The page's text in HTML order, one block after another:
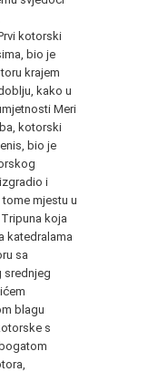
kotorski
bio je
krajem
kako u
Meri
kotorski
bio je
i
mjestu u
koja
katedralama
sa
srednjeg
blagu
s